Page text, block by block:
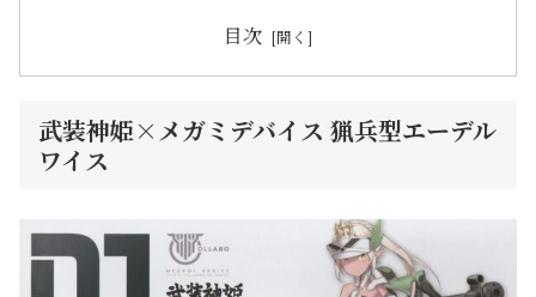
目次
武装神姫×メガミデバイス 猟兵型エーデル
ワイス